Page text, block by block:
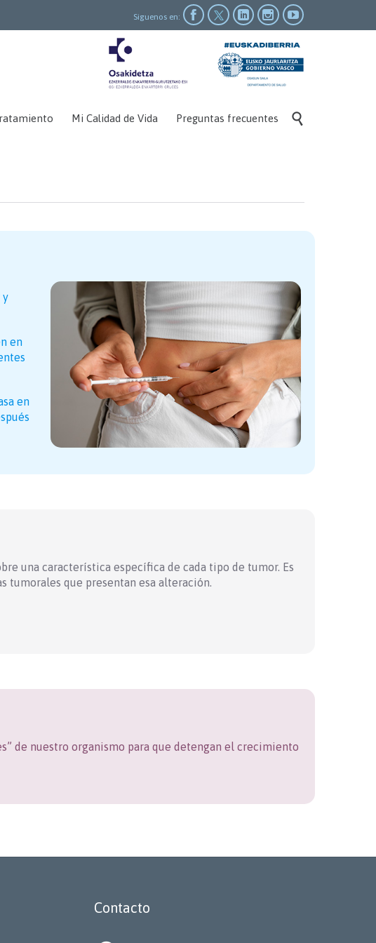
Siguenos en:    
to
Mi Calidad de Vida Preguntas frecuentes 
y
en
en
una característica específica de cada tipo de tumor. Es
tumorales que presentan esa alteración.
de nuestro organismo para que detengan el crecimiento
Contacto